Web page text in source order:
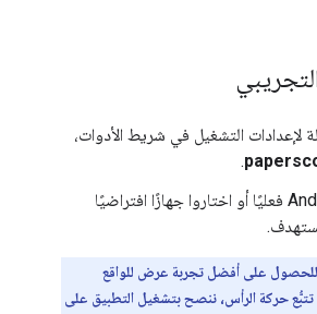
لإعدادات التشغيل في شريط الأدوات،
.
أوصِلوا جهاز Android فعليًا أو اختاروا جهازًا افتراضيًا
للحصول على أفضل تجربة عرض للواقع
تتبُّع حركة الرأس، ننصح بتشغيل التطبيق على